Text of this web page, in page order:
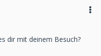
dir mit deinem Besuch?